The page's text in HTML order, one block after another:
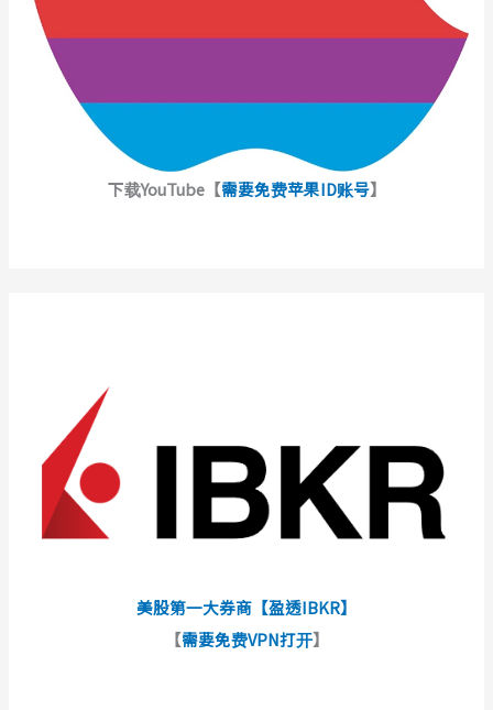
下载YouTube【需要免费苹果ID账号】
美股第一大券商【盈透IBKR】
【需要免费VPN打开】